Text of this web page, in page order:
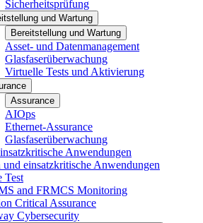
Sicherheitsprüfung
und Wartung
Bereitstellung und Wartung
Asset- und Datenmanagement
Glasfaserüberwachung
Virtuelle Tests und Aktivierung
Assurance
AIOps
Ethernet-Assurance
Glasfaserüberwachung
Anwendungen
und einsatzkritische Anwendungen
Test
and FRMCS Monitoring
Critical Assurance
Cybersecurity